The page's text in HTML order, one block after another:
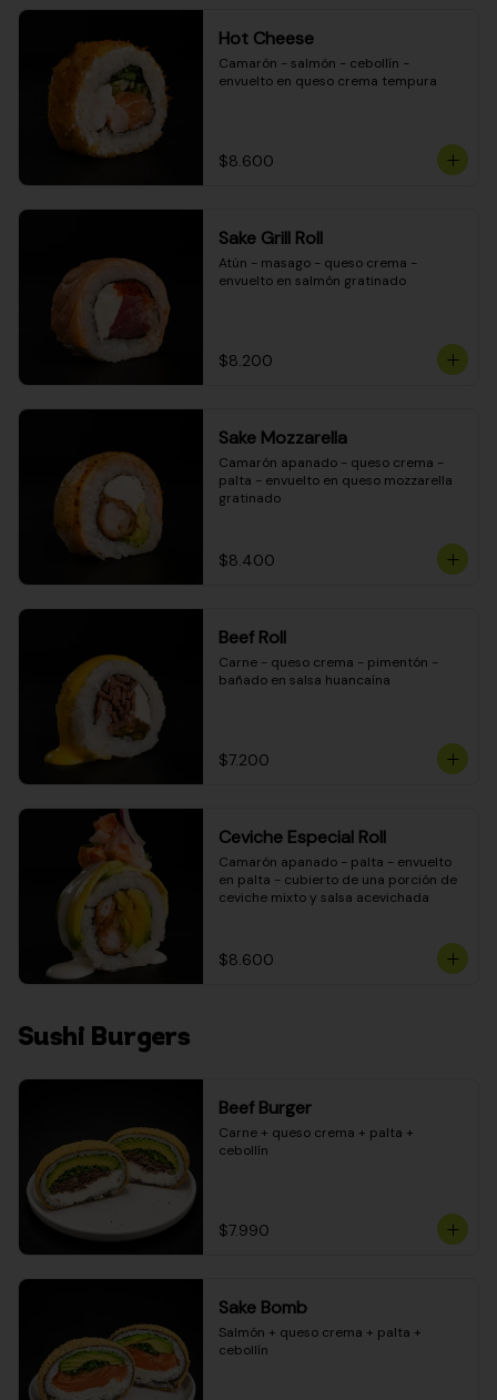
Hot Cheese
Camarón - salmón - cebollín -
envuelto en queso crema tempura
$8.600
Sake Grill Roll
Atún - masago - queso crema -
envuelto en salmón gratinado
$8.200
Sake Mozzarella
Camarón apanado - queso crema -
palta - envuelto en queso mozzarella
gratinado
$8.400
Beef Roll
Carne - queso crema - pimentón -
bañado en salsa huancaína
$7.200
Ceviche Especial Roll
Camarón apanado - palta - envuelto
en palta - cubierto de una porción de
ceviche mixto y salsa acevichada
$8.600
Sushi Burgers
Beef Burger
Carne + queso crema + palta +
cebollín
$7.990
Sake Bomb
Salmón + queso crema + palta +
cebollín